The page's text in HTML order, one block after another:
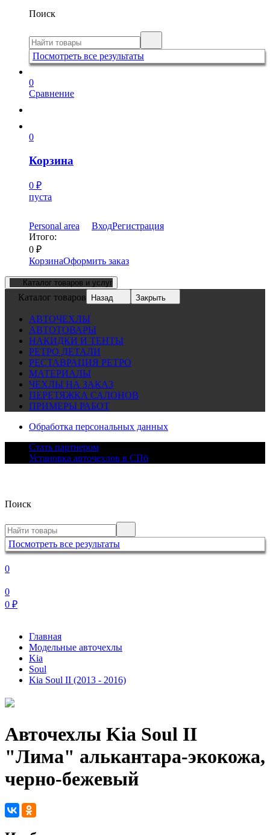
Поиск
Посмотреть все результаты
0
Сравнение
0
Корзина
0 ₽
пуста
Personal area ВходРегистрация
Итого:
0 ₽
КорзинаОформить заказ
Каталог товаров и услуг
Каталог товаров Назад Закрыть
АВТОЧЕХЛЫ
АВТОТОВАРЫ
НАКИДКИ И ТЕНТЫ
РЕТРО ДЕТАЛИ
РЕСТАВРАЦИЯ РЕТРО
МАТЕРИАЛЫ
ЧЕХЛЫ НА ЗАКАЗ
ПЕРЕТЯЖКА САЛОНОВ
ПРИМЕРЫ РАБОТ
Обработка персональных данных
Стать партнером
Установка авточехлов в СПб
Поиск
Посмотреть все результаты
0
0
0 ₽
Главная
Модельные авточехлы
Kia
Soul
Kia Soul II (2013 - 2016)
Авточехлы Kia Soul II
"Лима" алькантара-экокожа,
черно-бежевый